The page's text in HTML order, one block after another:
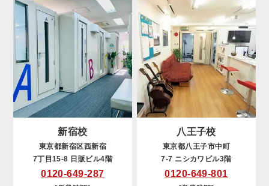
新宿校
東京都新宿区西新宿
7丁目15-8 日販ビル4階
0120-649-287
八王子校
東京都八王子市中町
7-7 ニシカワビル3階
0120-649-801